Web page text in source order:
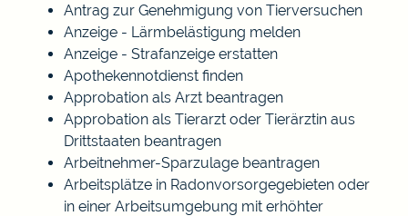
Antrag zur Genehmigung von Tierversuchen
Anzeige - Lärmbelästigung melden
Anzeige - Strafanzeige erstatten
Apothekennotdienst finden
Approbation als Arzt beantragen
Approbation als Tierarzt oder Tierärztin aus
Drittstaaten beantragen
Arbeitnehmer-Sparzulage beantragen
Arbeitsplätze in Radonvorsorgegebieten oder
in einer Arbeitsumgebung mit erhöhter